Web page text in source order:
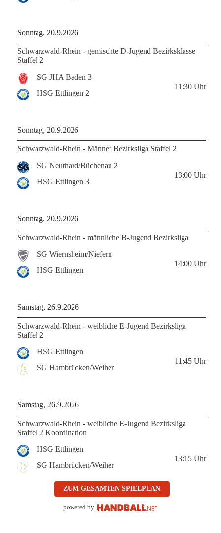
Sonntag, 20.9.2026
Schwarzwald-Rhein - gemischte D-Jugend Bezirksklasse
Staffel 2
SG JHA Baden 3
HSG Ettlingen 2
11:30 Uhr
Sonntag, 20.9.2026
Schwarzwald-Rhein - Männer Bezirksliga Staffel 2
SG Neuthard/Büchenau 2
HSG Ettlingen 3
13:00 Uhr
Sonntag, 20.9.2026
Schwarzwald-Rhein - männliche B-Jugend Bezirksliga
SG Wiernsheim/Niefern
HSG Ettlingen
14:00 Uhr
Samstag, 26.9.2026
Schwarzwald-Rhein - weibliche E-Jugend Bezirksliga
Staffel 2
HSG Ettlingen
SG Hambrücken/Weiher
11:45 Uhr
Samstag, 26.9.2026
Schwarzwald-Rhein - weibliche E-Jugend Bezirksliga
Staffel 2 Koordination
HSG Ettlingen
SG Hambrücken/Weiher
13:15 Uhr
ZUM GESAMTEN SPIELPLAN
powered by